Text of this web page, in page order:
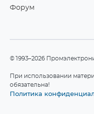
Форум
©1993–2026
При использовании
обязательна!
Политика